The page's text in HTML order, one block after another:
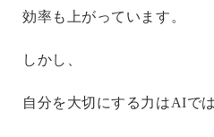
効率も上がっています。
しかし、
自分を大切にする力はAIで